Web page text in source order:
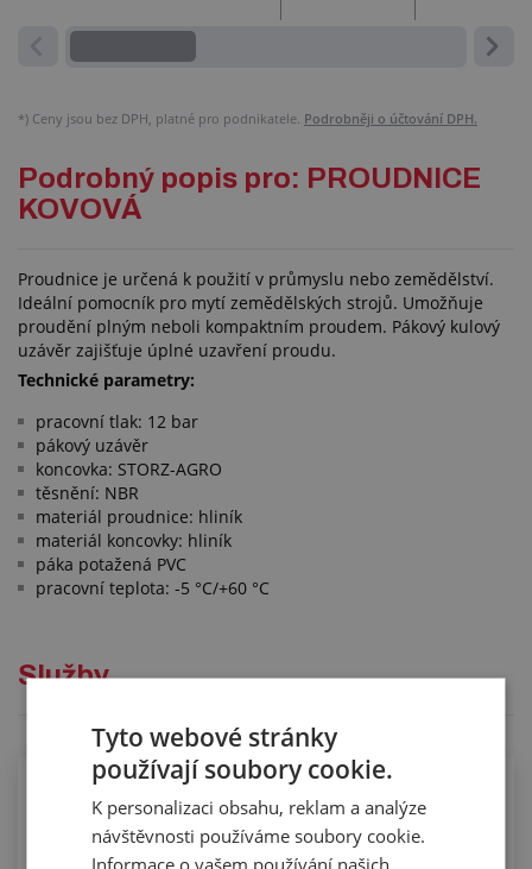
*) Ceny jsou bez DPH, platné pro podnikatele. Podrobněji o účtování DPH.
Podrobný popis pro: PROUDNICE
KOVOVÁ
Proudnice je určená k použití v průmyslu nebo zemědělství.
Ideální pomocník pro mytí zemědělských strojů. Umožňuje
proudění plným neboli kompaktním proudem. Pákový kulový
uzávěr zajišťuje úplné uzavření proudu.
Technické parametry:
pracovní tlak: 12 bar
pákový uzávěr
koncovka: STORZ-AGRO
těsnění: NBR
materiál proudnice: hliník
materiál koncovky: hliník
páka potažená PVC
pracovní teplota: -5 °C/+60 °C
Služby
Tyto webové stránky
používají soubory cookie.
K personalizaci obsahu, reklam a analýze
návštěvnosti používáme soubory cookie.
Informace o vašem používání našich